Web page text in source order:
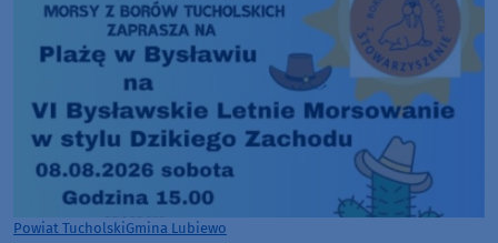
Powiat TucholskiGmina Lubiewo